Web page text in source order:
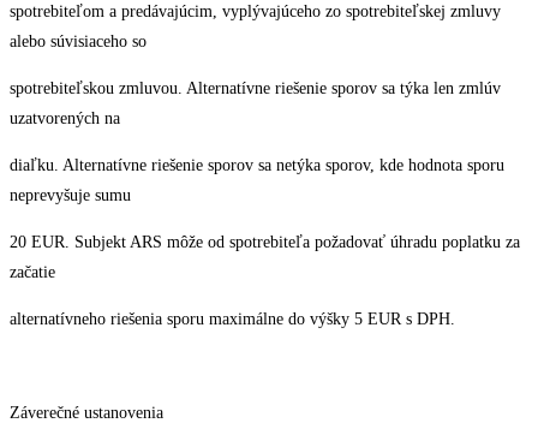
spotrebiteľom a predávajúcim, vyplývajúceho zo spotrebiteľskej zmluvy
alebo súvisiaceho so
spotrebiteľskou zmluvou. Alternatívne riešenie sporov sa týka len zmlúv
uzatvorených na
diaľku. Alternatívne riešenie sporov sa netýka sporov, kde hodnota sporu
neprevyšuje sumu
20 EUR. Subjekt ARS môže od spotrebiteľa požadovať úhradu poplatku za
začatie
alternatívneho riešenia sporu maximálne do výšky 5 EUR s DPH.
Záverečné ustanovenia